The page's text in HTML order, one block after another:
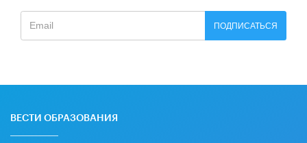
ПОДПИСАТЬСЯ
ВЕСТИ ОБРАЗОВАНИЯ